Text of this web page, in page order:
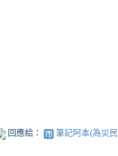
回應給： 筆記阿本(為災